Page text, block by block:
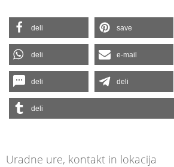
deli save
deli e-mail
deli deli
deli
Uradne ure, kontakt in lokacija